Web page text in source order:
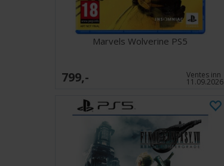
Marvels Wolverine PS5
799,- Ventes inn
11.09.2026